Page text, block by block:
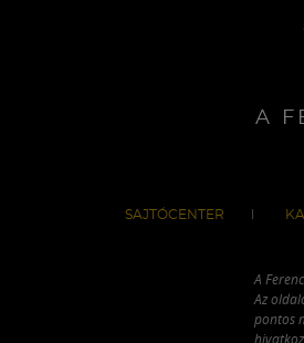
A
SAJTÓCENTER
A
Az
pontos